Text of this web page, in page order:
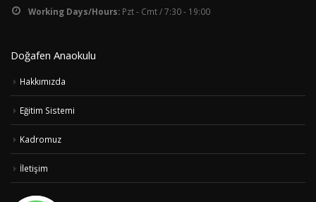
Working Days/Hours: Pzt - Cmt / 7:30 - 19:00
Doğafen Anaokulu
Hakkımızda
Eğitim Sistemi
Kadromuz
İletişim